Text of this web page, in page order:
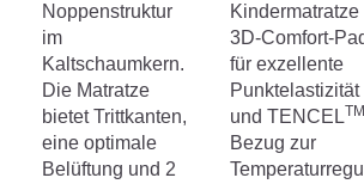
Noppenstruktur
im
Kaltschaumkern.
Die Matratze
bietet Trittkanten,
eine optimale
Belüftung und 2
Kindermatratze
3D-Comfort-
für exzellente
Punktelastizität
und TENCELTM
Bezug zur